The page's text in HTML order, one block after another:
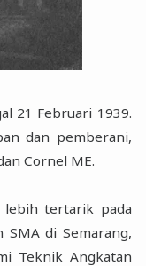
21 Februari 1939.
dan pemberani,
Cornel ME.
lebih tertarik pada
SMA di Semarang,
Teknik Angkatan